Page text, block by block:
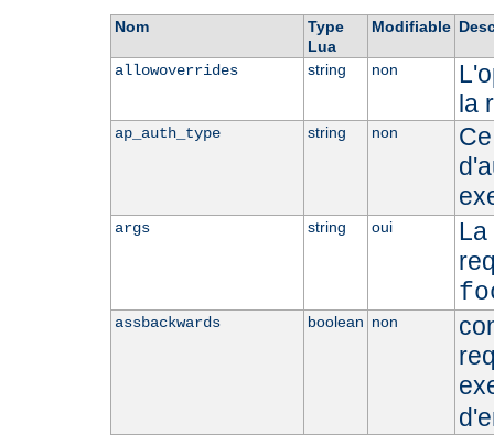
Nom
Type
Lua
Modifiable
allowoverrides string non
la
ap_auth_type string non
args string oui
La
assbackwards boolean non